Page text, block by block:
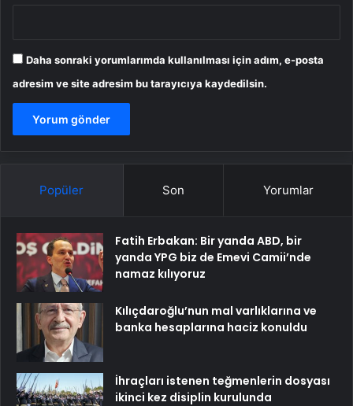
Daha sonraki yorumlarımda kullanılması için adım, e-posta
adresim ve site adresim bu tarayıcıya kaydedilsin.
Popüler Son Yorumlar
Fatih Erbakan: Bir yanda ABD, bir
yanda YPG biz de Emevi Camii’nde
namaz kılıyoruz
Kılıçdaroğlu’nun mal varlıklarına ve
banka hesaplarına haciz konuldu
İhraçları istenen teğmenlerin dosyası
ikinci kez disiplin kurulunda